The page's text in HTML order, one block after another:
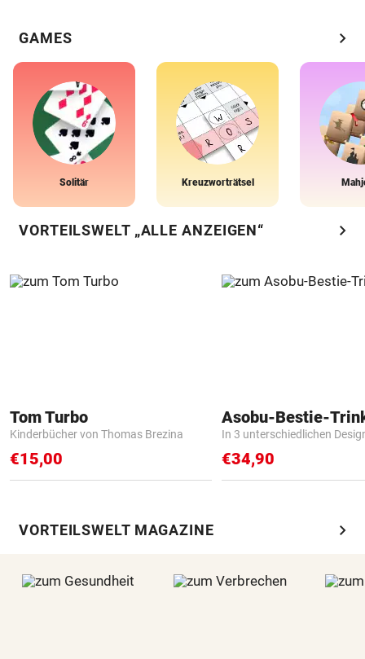
GAMES chevron_right
Solitär Kreuzworträtsel
VORTEILSWELT „ALLE ANZEIGEN“ chevron_right
Tom Turbo
Kinderbücher von Thomas Brezina
€15,00
Asobu-Bestie-
In 3 unterschiedlichen
€34,90
VORTEILSWELT MAGAZINE chevron_right